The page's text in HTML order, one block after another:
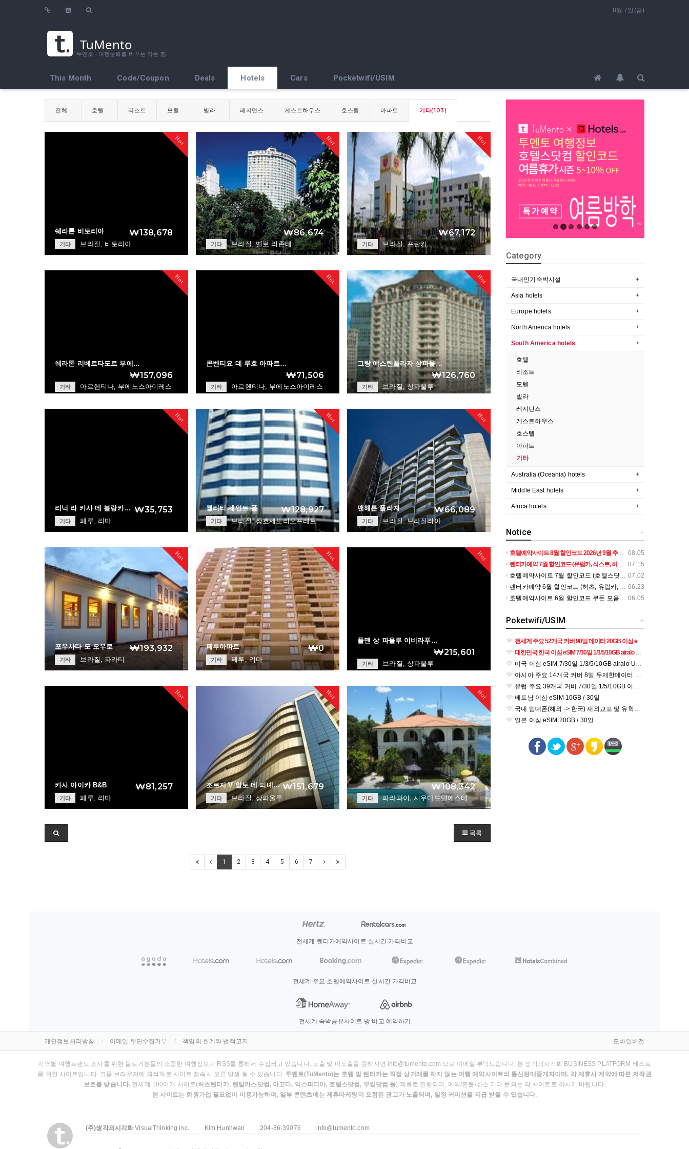
8월 7일(금)
TuMento
투멘토 : 여행문화를 바꾸는 작은 힘.
This Month Code/Coupon Deals Hotels Cars Pocketwifi/USIM
전체 호텔 리조트 모텔 빌라 레지던스 게스트하우스 호스텔 아파트 기타(103)
Hot
쉐라톤 비토리아 ₩138,678
기타 브라질, 비토리아
Hot
₩86,674
기타 브라질, 벨로 리존테
Hot
₩67,172
기타 브라질, 프란카
Hot
쉐라톤 리베르타도르 부에…
₩157,096
기타 아르헨티나, 부에노스아이레스
+
Hot
콘벤티요 데 루호 아파트…
₩71,506
기타 아르헨티나, 부에노스아이레스
+
Hot
그랑 에스탄플라자 상파울…
₩126,760
기타 브라질, 상파울루
+
Hot
리닉 라 카사 데 블랑카… ₩35,753
기타 페루, 리마
Hot
퀄리티 세인트 폴 ₩128,927
기타 브라질, 상호세도리오프레토
Hot
맨해튼 플라자 ₩66,089
기타 브라질, 브라질리아
Hot
포우사다 도 오우로 ₩193,932
기타 브라질, 파라티
Hot
페루아파트 ₩0
기타 페루, 리마
Hot
풀맨 상 파울루 이비라푸…
₩215,601
기타 브라질, 상파울루
+
Hot
카사 아이카 B&B ₩81,257
기타 페루, 리마
Hot
조르지 V 알토 데 피녜… ₩151,679
기타 브라질, 상파울루
Hot
₩108,342
기타 파라과이, 시우다드델에스테
목록
1 2 3 4 5 6 7
Category
국내인기숙박시설
Asia hotels
Europe hotels
North America hotels
South America hotels
호텔
리조트
모텔
빌라
레지던스
게스트하우스
호스텔
아파트
기타
Australia (Oceania) hotels
Middle East hotels
Africa hotels
+
Notice
08.05
호텔예약사이트 8월 할인코드 2026년 9월 추석연휴 여행쿠폰모음 (호텔스닷컴, 트립닷컴, 부킹닷컴, 익스피디아, H10호텔, 메리어트, 힐튼, 베가스닷컴 등)
07.15
렌터카예약 7월 할인코드 (유럽카, 식스트, 허츠, 버젯, 아비스, 레일유럽, 유레일, 오미오) 8월 - 9월 유럽, 미국 추석연휴시즌 프로모션 교통편
07.02
호텔예약사이트 7월 할인코드 (호텔스닷컴, 부킹닷컴, 익스피디아, 트립닷컴, 힐튼, 메리어트, 베가스닷컴) 2026년 8월 웰니스여행
06.23
렌터카예약 6월 할인코드 (허츠, 유럽카, 식스트, 아비스, 레일유럽, 유레일, 오미오) 7월 - 8월 유럽, 미국 여름 휴가시즌 프로모션 교통편
06.05
호텔예약사이트 6월 할인코드 쿠폰 모음 (트립닷컴, 호텔스닷컴, 익스피디아, 부킹닷컴, 메리어트, 힐튼, 베가스닷컴, H10호텔 등) 2026년 7월 - 8월 여름휴가
+
Poketwifi/USIM
전세계 주요 52개국 커버 90일 데이터 20GB 이심 eSIM $40 airalo World Travel eSIM for global data
대한민국 한국 이심 eSIM 7/30일 1/3/5/10GB airalo South KOREA KT Network Travel eSIM for 4G data $4~
미국 이심 eSIM 7/30일 1/3/5/10GB airalo USA T-Mobile Network Travel eSIM for 4G data $3~
아시아 주요 14개국 커버 8일 무제한데이터 이심 eSIM $18 airalo Asia Travel eSIM for 3G/4G data
유럽 주요 39개국 커버 7/30일 1/5/10GB 이심 eSIM $5/$20/$37 airalo Europe Travel eSIM for 3G/4G data
베트남 이심 eSIM 10GB / 30일
국내 임대폰(해외 -> 한국) 재외교포 및 유학생을 위한 외국인대상 / 와이파이도시락 국내 한국 할인 대여
일본 이심 eSIM 20GB / 30일
전세계 렌터카예약사이트 실시간 가격비교
전세계 주요 호텔예약사이트 실시간 가격비교
전세계 숙박공유사이트 방 비교 예약하기
개인정보처리방침 이메일 무단수집거부 책임의 한계와 법적고지 모바일버전
지역별 여행트랜드 조사를 위한 블로거분들의 소중한 여행정보가 RSS를 통해서 수집되고 있습니다. 노출 및 미노출을 원하시면 info@tumento.com 으로 이메일 부탁드립니다. 본 생각의시각화 BUSINESS PLATFORM 테스트
를 위한 사이트입니다. 크롬 브라우저에 최적화로 사이트 접속시 오류 발생 될 수 있습니다. 투멘토(TuMento)는 호텔 및 렌터카는 직접 상거래를 하지 않는 여행 예약사이트의 통신판매중개자이며, 각 제휴사 계약에 따른 저작권
보호를 받습니다. 전세계 100여개 사이트(허츠렌터카, 렌탈카스닷컴, 아고다, 익스피디아, 호텔스닷컴, 부킹닷컴 등) 제휴로 진행되며, 예약/환불/취소 기타 문의는 각 사이트로 하시기 바랍니다.
본 사이트는 회원가입 필요없이 이용가능하며, 일부 콘텐츠에는 제휴마케팅이 포함된 광고가 노출되며, 일정 커미션을 지급 받을 수 있습니다.
(주)생각의시각화 VisualThinking inc. Kim Hunhwan 204-86-39076 info@tumento.com